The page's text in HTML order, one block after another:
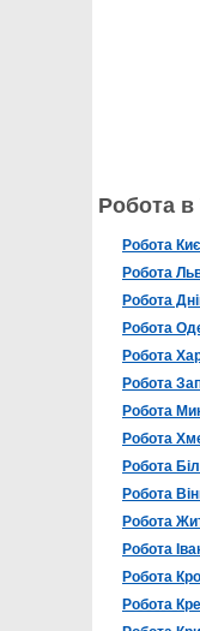
Робота в
Робота
Робота
Робота
Робота
Робота
Робота
Робота
Робота
Робота
Робота
Робота
Робота
Робота
Робота